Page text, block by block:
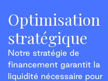
Optimisation
stratégique
Notre stratégie de
financement garantit la
liquidité nécessaire pour